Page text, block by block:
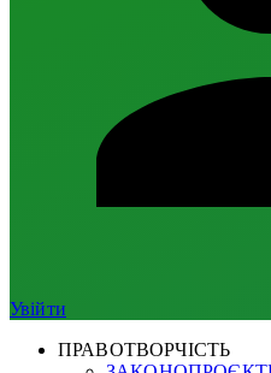
Увійти
ПРАВОТВОРЧІСТЬ